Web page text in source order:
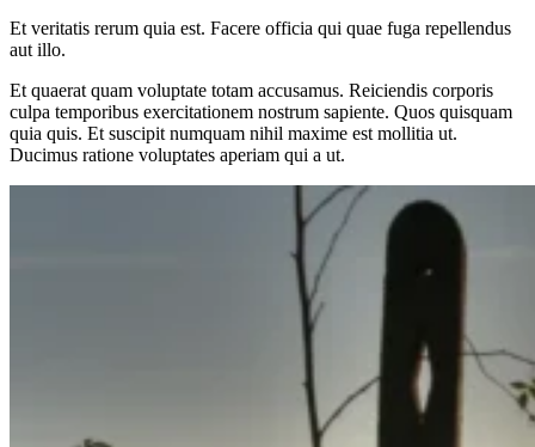
Et veritatis rerum quia est. Facere officia qui quae fuga repellendus
aut illo.
Et quaerat quam voluptate totam accusamus. Reiciendis corporis
culpa temporibus exercitationem nostrum sapiente. Quos quisquam
quia quis. Et suscipit numquam nihil maxime est mollitia ut.
Ducimus ratione voluptates aperiam qui a ut.